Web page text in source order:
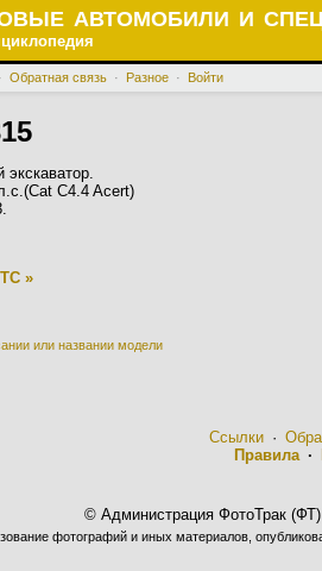
АВТОМОБИЛИ И
Обратная связь · Разное · Войти
экскаватор.
C4.4 Acert)
»
или названии модели
Ссылки·
Правила·
© Администрация ФотоТрак
фотографий и иных материалов,